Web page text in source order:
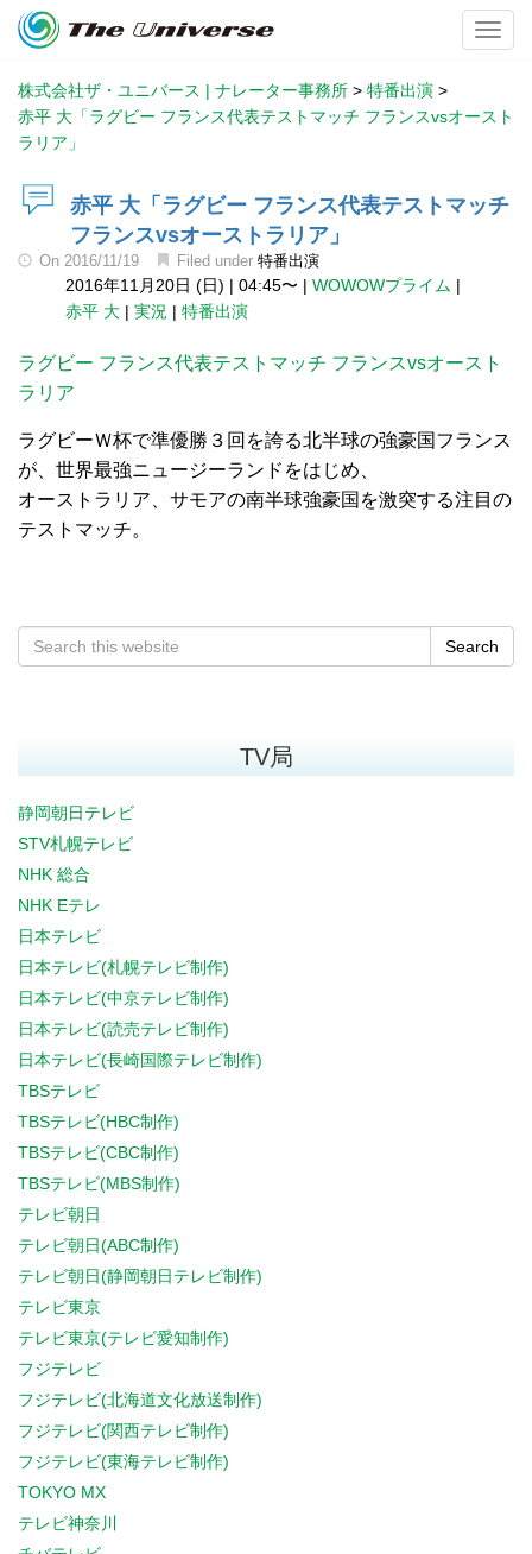
株式会社ザ・ユニバース | ナレーター事務所 > 特番出演 >
赤平 大「ラグビー フランス代表テストマッチ フランスvsオースト
ラリア」
赤平 大「ラグビー フランス代表テストマッチ
フランスvsオーストラリア」
On 2016/11/19 Filed under 特番出演
2016年11月20日 (日) | 04:45〜 | WOWOWプライム |
赤平 大 | 実況 | 特番出演
ラグビー フランス代表テストマッチ フランスvsオースト
ラリア
ラグビーＷ杯で準優勝３回を誇る北半球の強豪国フランス
が、世界最強ニュージーランドをはじめ、
オーストラリア、サモアの南半球強豪国を激突する注目の
テストマッチ。
Search
TV局
静岡朝日テレビ
STV札幌テレビ
NHK 総合
NHK Eテレ
日本テレビ
日本テレビ(札幌テレビ制作)
日本テレビ(中京テレビ制作)
日本テレビ(読売テレビ制作)
日本テレビ(長崎国際テレビ制作)
TBSテレビ
TBSテレビ(HBC制作)
TBSテレビ(CBC制作)
TBSテレビ(MBS制作)
テレビ朝日
テレビ朝日(ABC制作)
テレビ朝日(静岡朝日テレビ制作)
テレビ東京
テレビ東京(テレビ愛知制作)
フジテレビ
フジテレビ(北海道文化放送制作)
フジテレビ(関西テレビ制作)
フジテレビ(東海テレビ制作)
TOKYO MX
テレビ神奈川